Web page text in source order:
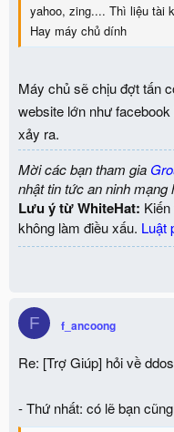
yahoo, zing.... Thì liệu tài
Hay máy chủ dính
Máy chủ sẽ chịu đợt tấn
website lớn như
xảy ra.
Mời các bạn tham gia
nhật tin tức an ninh mạng
Lưu ý từ WhiteHat:
không làm điều xấu. Luật
F f_ancoong
Re: [Trợ Giúp] hỏi về ddos
- Thứ nhất: có lẽ bạn